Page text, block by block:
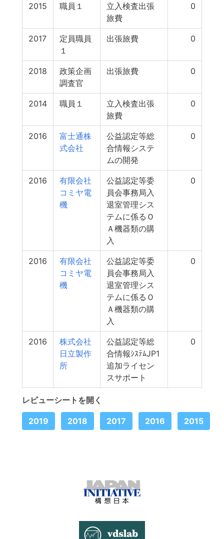
2015 職員１
立入検査出張
旅費
0
2017
定員職員
１
出張旅費 0
2018
政策企画
調査官
出張旅費 0
2014 職員１
立入検査出張
旅費
0
2016
富士通株
式会社
公益認定等総
合情報システ
ムの開発
0
2016
有限会社
コミヤ電
機
公益認定等委
員会事務局入
退室管理シス
テムに係るＯ
Ａ機器類の購
入
0
2016
有限会社
コミヤ電
機
公益認定等委
員会事務局入
退室管理シス
テムに係るＯ
Ａ機器類の購
入
0
2016
株式会社
日立製作
所
公益認定等総
合情報ｼｽﾃﾑJP1
追加ライセン
スサポート
0
レビューシートを開く
2019 2018 2017 2016 2015